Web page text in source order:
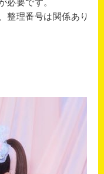
必要です。
整理番号は関係あり